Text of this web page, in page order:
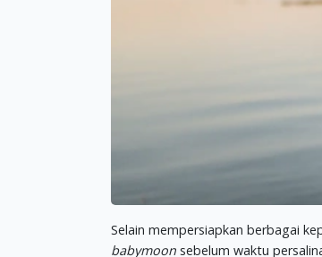
Selain mempersiapkan berbagai
babymoon sebelum waktu